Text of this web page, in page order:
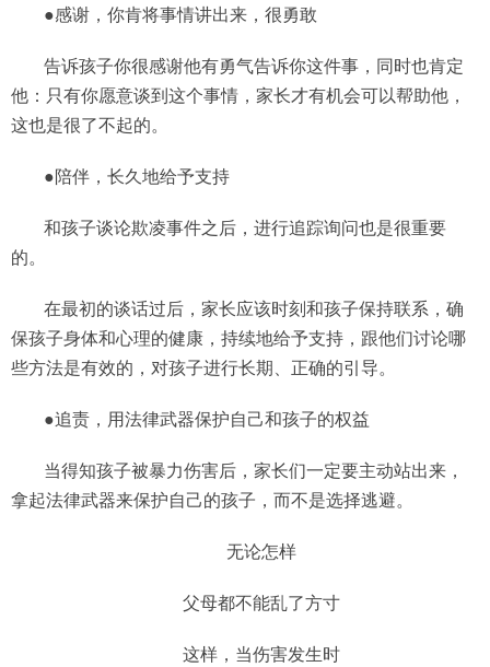
●感谢，你肯将事情讲出来，很勇敢
告诉孩子你很感谢他有勇气告诉你这件事，同时也肯定
他：只有你愿意谈到这个事情，家长才有机会可以帮助他，
这也是很了不起的。
●陪伴，长久地给予支持
和孩子谈论欺凌事件之后，进行追踪询问也是很重要
的。
在最初的谈话过后，家长应该时刻和孩子保持联系，确
保孩子身体和心理的健康，持续地给予支持，跟他们讨论哪
些方法是有效的，对孩子进行长期、正确的引导。
●追责，用法律武器保护自己和孩子的权益
当得知孩子被暴力伤害后，家长们一定要主动站出来，
拿起法律武器来保护自己的孩子，而不是选择逃避。
无论怎样
父母都不能乱了方寸
这样，当伤害发生时